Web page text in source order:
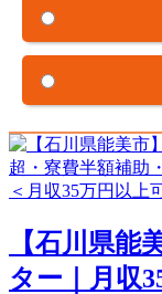
【石川県能
ター｜月収